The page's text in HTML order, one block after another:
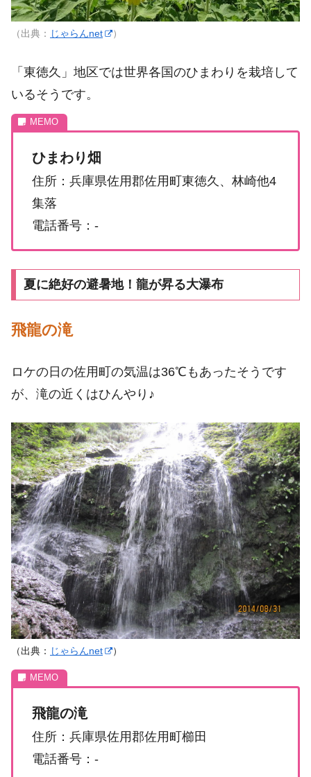
（出典： じゃらんnet ）
「東徳久」地区では世界各国のひまわりを栽培して
いるそうです。
ひまわり畑
住所：兵庫県佐用郡佐用町東徳久、林崎他4
集落
電話番号：-
夏に絶好の避暑地！龍が昇る大瀑布
飛龍の滝
ロケの日の佐用町の気温は36℃もあったそうです
が、滝の近くはひんやり♪
（出典： じゃらんnet ）
飛龍の滝
住所：兵庫県佐用郡佐用町櫛田
電話番号：-